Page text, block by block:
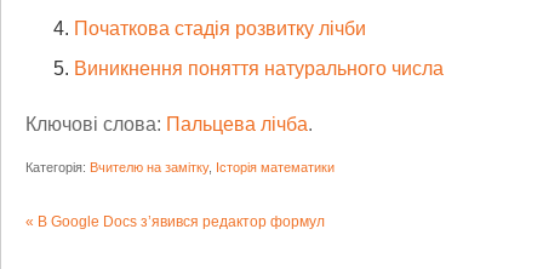
Початкова стадія розвитку лічби
Виникнення поняття натурального числа
Ключові слова: Пальцева лічба.
Категорія: Вчителю на замітку, Історія математики
В Google Docs з’явився редактор формул